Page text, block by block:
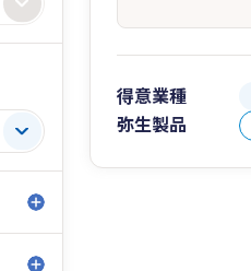
得意業種
弥生製品